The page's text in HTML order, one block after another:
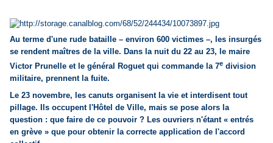
Au terme d'une rude bataille – environ 600 victimes –, les insurgés
se rendent maîtres de la ville. Dans la nuit du 22 au 23, le maire
Victor Prunelle et le général Roguet qui commande la 7e division
militaire, prennent la fuite.
Le 23 novembre, les canuts organisent la vie et interdisent tout
pillage. Ils occupent l'Hôtel de Ville, mais se pose alors la
question : que faire de ce pouvoir ? Les ouvriers n'étant « entrés
en grève » que pour obtenir la correcte application de l'accord